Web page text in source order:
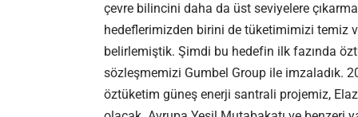
çevre bilincini daha da üst seviyelere
hedeflerimizden birini de tüketimimizi temiz
belirlemiştik. Şimdi bu hedefin ilk fazında
sözleşmemizi Gumbel Group ile imzaladık.
öztüketim güneş enerji santrali projemiz,